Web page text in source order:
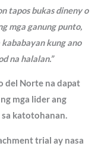
tapos bukas dineny o
mga ganung punto,
kung ano
na halalan.”
del Norte na dapat
mga lider ang
katotohanan.
trial ay nasa